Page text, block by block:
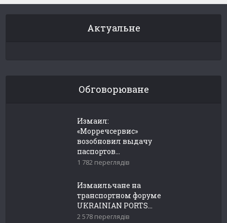
Актуальне
Обговорюване
Измаил:
«Морречсервис»
возобновил выдачу
паспортов...
1 782 переглядів
Измаильчане на
транспортном форуме
UKRAINIAN PORTS...
2 578 переглядів